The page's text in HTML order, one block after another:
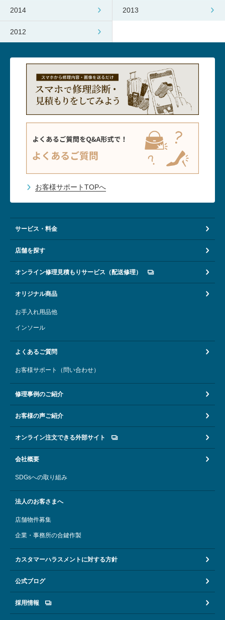
2014 2013
2012
お客様サポートTOPへ
サービス・料金
店舗を探す
オンライン修理見積もりサービス（配送修理）
オリジナル商品
お手入れ用品他
インソール
よくあるご質問
お客様サポート（問い合わせ）
修理事例のご紹介
お客様の声ご紹介
オンライン注文できる外部サイト
会社概要
SDGsへの取り組み
法人のお客さまへ
店舗物件募集
企業・事務所の合鍵作製
カスタマーハラスメントに対する方針
公式ブログ
採用情報